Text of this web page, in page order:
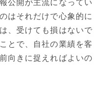
公開が主流になってい
はそれだけで心象的に
、受けても損はないで
とで、自社の業績を客
向きに捉えればよいの